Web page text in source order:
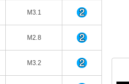
M3.1
M2.8
M3.2